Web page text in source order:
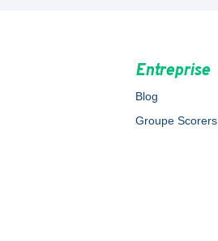
Entreprise
Blog
Groupe Scorers